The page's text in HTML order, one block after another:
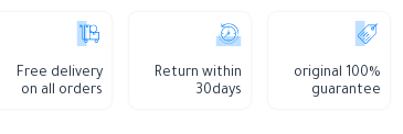
100% original
guarantee
Return within
30days
Free delivery
on all orders